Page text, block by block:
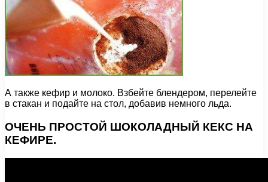
А также кефир и молоко. Взбейте блендером, перелейте
в стакан и подайте на стол, добавив немного льда.
ОЧЕНЬ ПРОСТОЙ ШОКОЛАДНЫЙ КЕКС НА
КЕФИРЕ.